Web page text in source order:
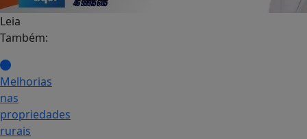
Leia
Também:
Melhorias
nas
propriedades
rurais